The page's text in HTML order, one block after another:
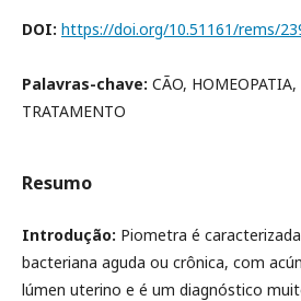
DOI: https://doi.org/10.51161/rems/
Palavras-chave: CÃO,
TRATAMENTO
Resumo
Introdução: Piometra é
bacteriana aguda ou crônica, com
lúmen uterino e é um diagnóstico